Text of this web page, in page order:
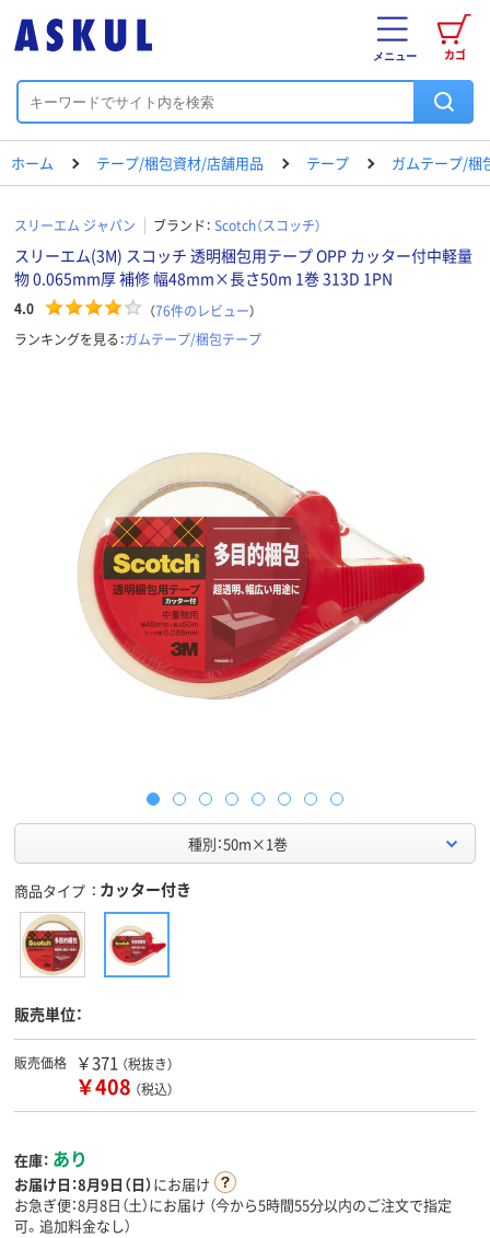
カゴ
メニュー
ホーム テープ/梱包資材/店舗用品 テープ ガムテープ/梱
スリーエム ジャパン ブランド： Scotch（スコッチ）
スリーエム(3M) スコッチ 透明梱包用テープ OPP カッター付中軽量
物 0.065mm厚 補修 幅48mm×長さ50m 1巻 313D 1PN
4.0 （76件のレビュー）
ランキングを見る：ガムテープ/梱包テープ
種別：50m×1巻
商品タイプ カッター付き
販売単位：
販売価格 ￥371 （税抜き）
￥408 （税込）
在庫： あり
お届け日：8月9日（日）にお届け
お急ぎ便：8月8日（土）にお届け （今から5時間55分以内のご注文で指定
可。追加料金なし）